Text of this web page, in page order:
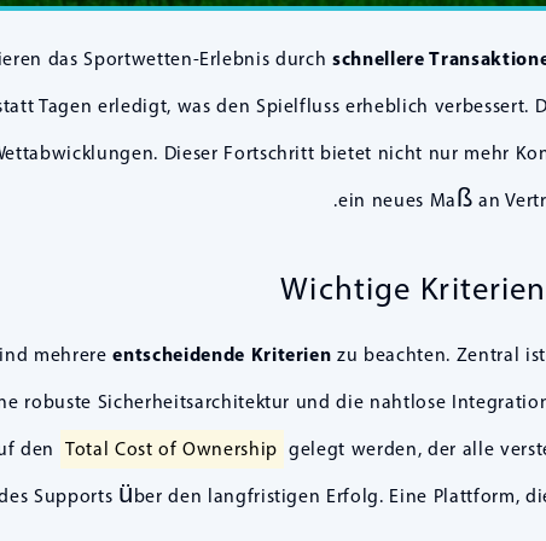
das Sportwetten-Erlebnis durchschnellere
Tagen erledigt, was den Spielfluss erheblich verbessert.
Dieser Fortschritt bietet nicht nur mehr
ein neues Maß an
Wichtige
mehrereentscheidende Kriterien zu beachten. Zentral
robuste Sicherheitsarchitektur und die nahtlose
den Total Cost of Ownership gelegt werden, der alle
Supports über den langfristigen Erfolg. Eine Plattform,